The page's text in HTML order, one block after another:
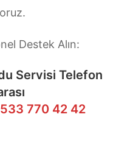
Destek Alın:
Servisi Telefon
770 42 42